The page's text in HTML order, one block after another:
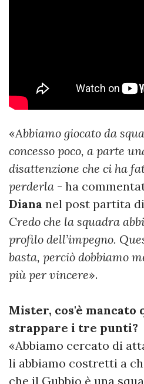
«Abbiamo giocato da
concesso poco, a parte
disattenzione che ci ha
perderla - ha
Diana nel post partita
Credo che la squadra
profilo dell’impegno.
basta, perciò dobbiamo
più per vincere».
Mister, cos'è mancato
strappare i tre punti?
«Abbiamo cercato di
li abbiamo costretti a
che il Gubbio è una